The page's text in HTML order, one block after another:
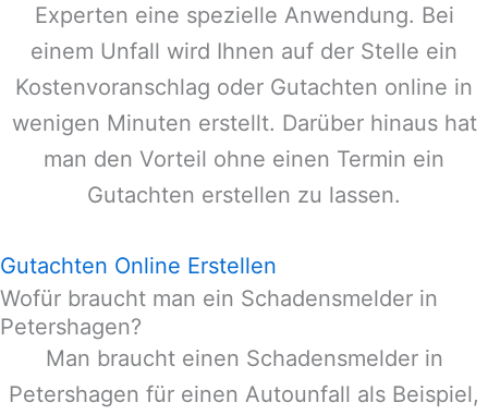
Experten eine spezielle Anwendung. Bei
einem Unfall wird Ihnen auf der Stelle ein
Kostenvoranschlag oder Gutachten online in
wenigen Minuten erstellt. Darüber hinaus hat
man den Vorteil ohne einen Termin ein
Gutachten erstellen zu lassen.
Gutachten Online Erstellen
Wofür braucht man ein Schadensmelder in
Petershagen?
Man braucht einen Schadensmelder in
Petershagen für einen Autounfall als Beispiel,